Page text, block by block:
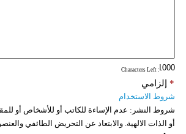
: Characters Left
إلزامي *
شروط الاستخدام
شروط النشر: عدم الإساءة للكاتب أو للأشخاص أو
أو الذات الالهية. والابتعاد عن التحريض الطائفي